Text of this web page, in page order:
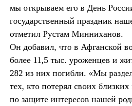
мы открываем его в День
государственный праздник
отметил Рустам Минниханов.
Он добавил, что в Афганской
более 11,5 тыс. уроженцев и
282 из них погибли. «Мы
тех, кто потерял своих
по защите интересов нашей